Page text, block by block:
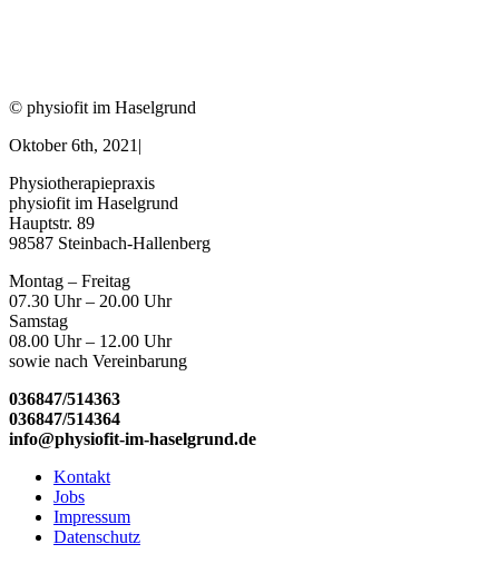
© physiofit im Haselgrund
Oktober 6th, 2021|
Physiotherapiepraxis
physiofit im Haselgrund
Hauptstr. 89
98587 Steinbach-Hallenberg
Montag – Freitag
07.30 Uhr – 20.00 Uhr
Samstag
08.00 Uhr – 12.00 Uhr
sowie nach Vereinbarung
036847/514363
036847/514364
info@physiofit-im-haselgrund.de
Kontakt
Jobs
Impressum
Datenschutz